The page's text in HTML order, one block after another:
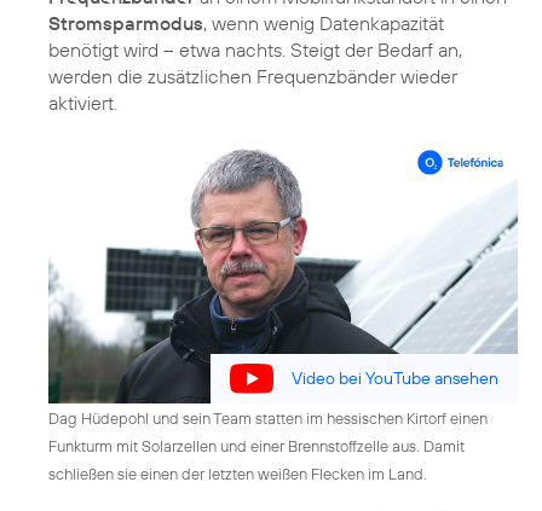
Stromsparmodus, wenn wenig Datenkapazität
benötigt wird – etwa nachts. Steigt der Bedarf an,
werden die zusätzlichen Frequenzbänder wieder
aktiviert.
Video bei YouTube ansehen
Dag Hüdepohl und sein Team statten im hessischen Kirtorf einen
Funkturm mit Solarzellen und einer Brennstoffzelle aus. Damit
schließen sie einen der letzten weißen Flecken im Land.